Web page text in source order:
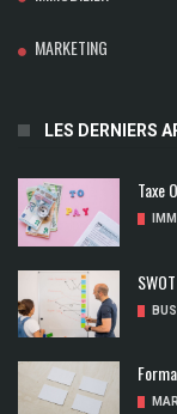
MARKETING
LES DERNIERS
Taxe